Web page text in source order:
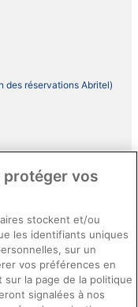
des réservations Abritel)
d’ebookers
protéger vos
stockent et/ou
les identifiants uniques
sur un
vos préférences en
la page de la politique
signalées à nos